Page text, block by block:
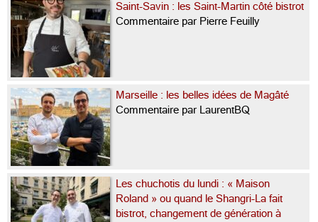
Saint-Savin : les Saint-Martin côté bistrot
Commentaire par Pierre Feuilly
Marseille : les belles idées de Magâté
Commentaire par LaurentBQ
Les chuchotis du lundi : « Maison
Roland » ou quand le Shangri-La fait
bistrot, changement de génération à